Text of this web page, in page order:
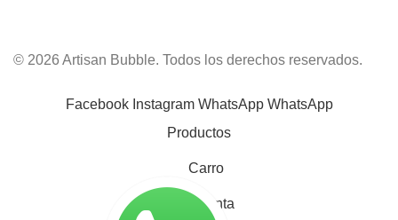
© 2026 Artisan Bubble. Todos los derechos reservados.
Facebook Instagram WhatsApp WhatsApp
Productos
Carro
Mi cuenta